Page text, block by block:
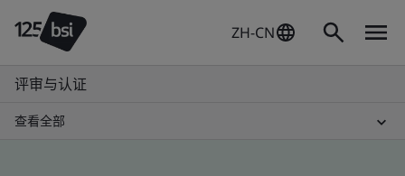
ZH-CN
评审与认证
查看全部